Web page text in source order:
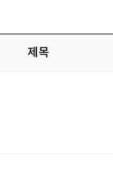
제목